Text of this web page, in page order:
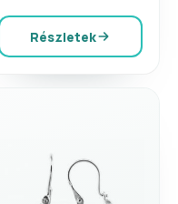
Részletek